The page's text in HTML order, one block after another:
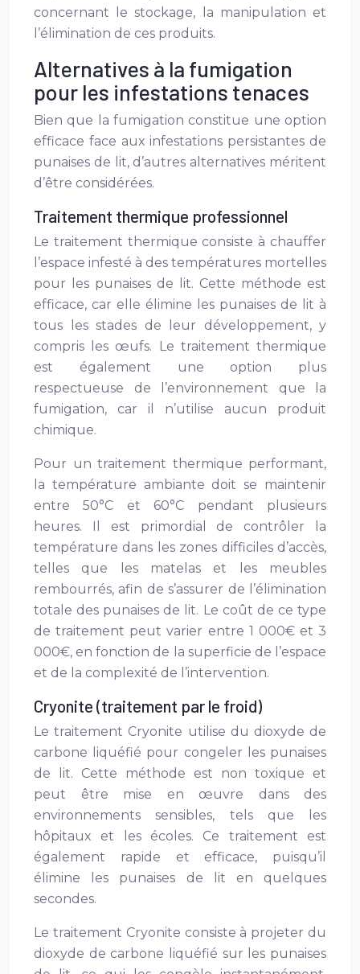
concernant le stockage, la manipulation et
l’élimination de ces produits.
Alternatives à la fumigation
pour les infestations tenaces
Bien que la fumigation constitue une option
efficace face aux infestations persistantes de
punaises de lit, d’autres alternatives méritent
d’être considérées.
Traitement thermique professionnel
Le traitement thermique consiste à chauffer
l’espace infesté à des températures mortelles
pour les punaises de lit. Cette méthode est
efficace, car elle élimine les punaises de lit à
tous les stades de leur développement, y
compris les œufs. Le traitement thermique
est également une option plus
respectueuse de l’environnement que la
fumigation, car il n’utilise aucun produit
chimique.
Pour un traitement thermique performant,
la température ambiante doit se maintenir
entre 50°C et 60°C pendant plusieurs
heures. Il est primordial de contrôler la
température dans les zones difficiles d’accès,
telles que les matelas et les meubles
rembourrés, afin de s’assurer de l’élimination
totale des punaises de lit. Le coût de ce type
de traitement peut varier entre 1 000€ et 3
000€, en fonction de la superficie de l’espace
et de la complexité de l’intervention.
Cryonite (traitement par le froid)
Le traitement Cryonite utilise du dioxyde de
carbone liquéfié pour congeler les punaises
de lit. Cette méthode est non toxique et
peut être mise en œuvre dans des
environnements sensibles, tels que les
hôpitaux et les écoles. Ce traitement est
également rapide et efficace, puisqu’il
élimine les punaises de lit en quelques
secondes.
Le traitement Cryonite consiste à projeter du
dioxyde de carbone liquéfié sur les punaises